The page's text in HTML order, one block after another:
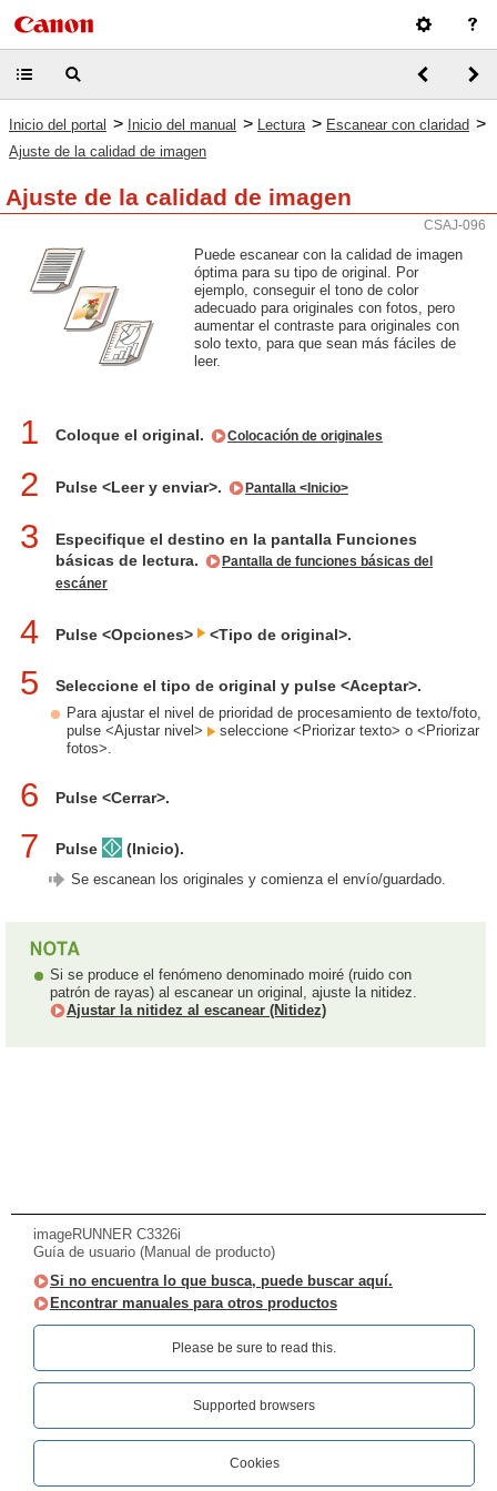
Inicio del portal > Inicio del manual > Lectura > Escanear con claridad >
Ajuste de la calidad de imagen
Ajuste de la calidad de imagen
CSAJ-096
Puede escanear con la calidad de imagen
óptima para su tipo de original. Por
ejemplo, conseguir el tono de color
adecuado para originales con fotos, pero
aumentar el contraste para originales con
solo texto, para que sean más fáciles de
leer.
1 Coloque el original. Colocación de originales
2 Pulse <Leer y enviar>. Pantalla <Inicio>
3
Especifique el destino en la pantalla Funciones
básicas de lectura.
Pantalla de funciones básicas del
escáner
4 Pulse <Opciones> <Tipo de original>.
5 Seleccione el tipo de original y pulse <Aceptar>.
Para ajustar el nivel de prioridad de procesamiento de texto/foto,
pulse <Ajustar nivel>
seleccione <Priorizar texto> o <Priorizar
fotos>.
6 Pulse <Cerrar>.
7 Pulse (Inicio).
Se escanean los originales y comienza el envío/guardado.
Si se produce el fenómeno denominado moiré (ruido con
patrón de rayas) al escanear un original, ajuste la nitidez.
Ajustar la nitidez al escanear (Nitidez)
imageRUNNER C3326i
Guía de usuario (Manual de producto)
Si no encuentra lo que busca, puede buscar aquí.
Encontrar manuales para otros productos
Please be sure to read this.‎
Supported browsers
Cookies